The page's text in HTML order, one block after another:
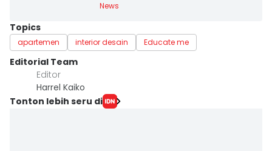
News
Topics
apartemen interior desain Educate me
Editorial Team
Editor
Harrel Kaiko
Tonton lebih seru di